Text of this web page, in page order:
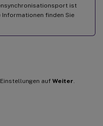
ist
finden Sie
auf Weiter